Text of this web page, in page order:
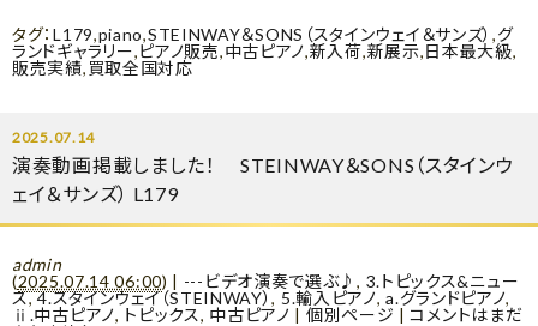
タグ：L179,piano,STEINWAY＆SONS（スタインウェイ＆サンズ）,グ
ランドギャラリー,ピアノ販売,中古ピアノ,新入荷,新展示,日本最大級,
販売実績, 買取全国対応
2025.07.14
演奏動画掲載しました！ STEINWAY＆SONS（スタインウ
ェイ＆サンズ） L179
admin
(2025.07.14 06:00) | ---ビデオ演奏で選ぶ♪, 3.トピックス&ニュー
ス,4.スタインウェイ（STEINWAY）, 5.輸入ピアノ,a.グランドピアノ,
ⅱ.中古ピアノ, トピックス, 中古ピアノ | 個別ページ |コメントはまだ